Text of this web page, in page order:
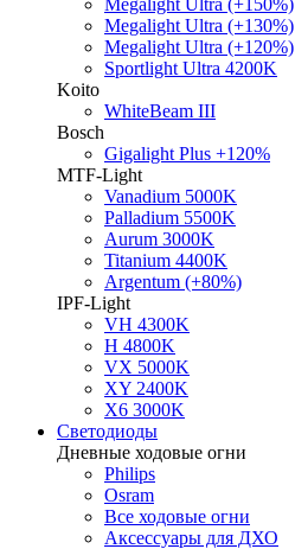
Megalight Ultra (+150%)
Megalight Ultra (+130%)
Megalight Ultra (+120%)
Sportlight Ultra 4200K
Koito
WhiteBeam III
Bosch
Gigalight Plus +120%
MTF-Light
Vanadium 5000K
Palladium 5500K
Aurum 3000K
Titanium 4400K
Argentum (+80%)
IPF-Light
VH 4300K
H 4800K
VX 5000K
XY 2400K
X6 3000K
Светодиоды
Дневные ходовые огни
Philips
Osram
Все ходовые огни
Аксессуары для ДХО